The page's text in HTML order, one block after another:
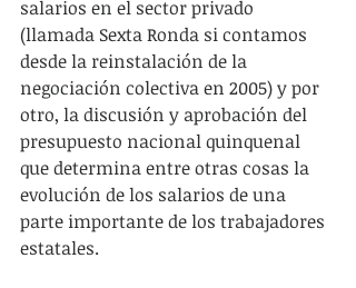
salarios en el sector privado
(llamada Sexta Ronda si contamos
desde la reinstalación de la
negociación colectiva en 2005) y por
otro, la discusión y aprobación del
presupuesto nacional quinquenal
que determina entre otras cosas la
evolución de los salarios de una
parte importante de los trabajadores
estatales.